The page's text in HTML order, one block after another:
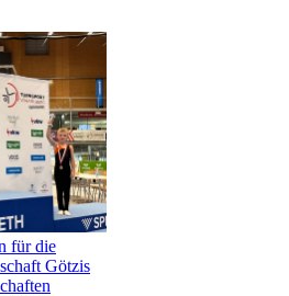
für die
Götzis